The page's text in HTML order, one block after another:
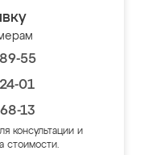
55
01
13
консультации и
стоимости.